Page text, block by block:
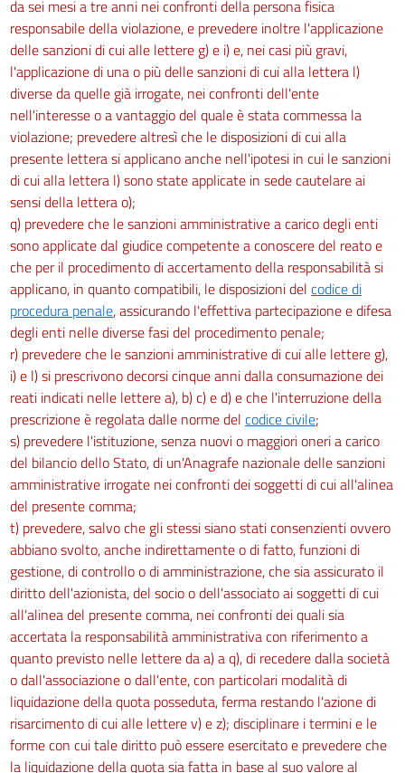
227
228
229
230
231
232
Capo II
((Protezione da agenti cancerogeni, mutageni o da sostanze tossiche per la
riproduzione))
233
234
Sezione II
Obblighi del datore di lavoro
235
236
237
238
239
240
241
Sezione III
Sorveglianza sanitaria
242
243
244
245
Capo III
Protezione dai rischi connessi all'esposizione all'amianto
da sei mesi a tre anni nei confronti della persona fisica
responsabile della violazione, e prevedere inoltre l'applicazione
delle sanzioni di cui alle lettere g) e i) e, nei casi più gravi,
l'applicazione di una o più delle sanzioni di cui alla lettera l)
diverse da quelle già irrogate, nei confronti dell'ente
nell'interesse o a vantaggio del quale è stata commessa la
violazione; prevedere altresì che le disposizioni di cui alla
presente lettera si applicano anche nell'ipotesi in cui le sanzioni
di cui alla lettera l) sono state applicate in sede cautelare ai
sensi della lettera o);
q) prevedere che le sanzioni amministrative a carico degli enti
sono applicate dal giudice competente a conoscere del reato e
che per il procedimento di accertamento della responsabilità si
applicano, in quanto compatibili, le disposizioni del codice di
procedura penale, assicurando l'effettiva partecipazione e difesa
degli enti nelle diverse fasi del procedimento penale;
r) prevedere che le sanzioni amministrative di cui alle lettere g),
i) e l) si prescrivono decorsi cinque anni dalla consumazione dei
reati indicati nelle lettere a), b) c) e d) e che l'interruzione della
prescrizione è regolata dalle norme del codice civile;
s) prevedere l'istituzione, senza nuovi o maggiori oneri a carico
del bilancio dello Stato, di un'Anagrafe nazionale delle sanzioni
amministrative irrogate nei confronti dei soggetti di cui all'alinea
del presente comma;
t) prevedere, salvo che gli stessi siano stati consenzienti ovvero
abbiano svolto, anche indirettamente o di fatto, funzioni di
gestione, di controllo o di amministrazione, che sia assicurato il
diritto dell'azionista, del socio o dell'associato ai soggetti di cui
all'alinea del presente comma, nei confronti dei quali sia
accertata la responsabilità amministrativa con riferimento a
quanto previsto nelle lettere da a) a q), di recedere dalla società
o dall'associazione o dall'ente, con particolari modalità di
liquidazione della quota posseduta, ferma restando l'azione di
risarcimento di cui alle lettere v) e z); disciplinare i termini e le
forme con cui tale diritto può essere esercitato e prevedere che
la liquidazione della quota sia fatta in base al suo valore al